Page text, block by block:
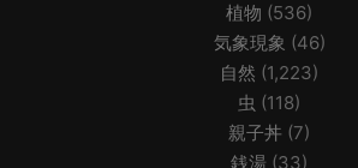
植物 (536)
気象現象 (46)
自然 (1,223)
虫 (118)
親子丼 (7)
銭湯 (33)